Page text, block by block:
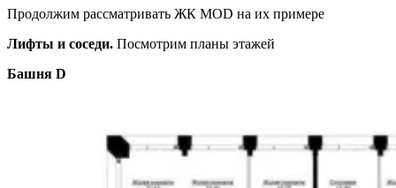
Продолжим рассматривать ЖК MOD на их примере
Лифты и соседи. Посмотрим планы этажей
Башня D